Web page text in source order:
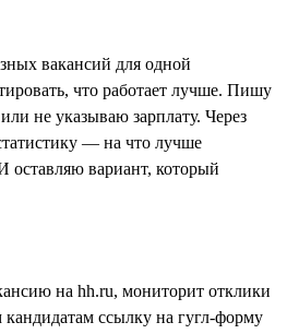
вакансий для одной
что работает лучше. Пишу
не указываю зарплату. Через
— на что лучше
оставляю вариант, который
на hh.ru, мониторит отклики
ссылку на гугл-форму